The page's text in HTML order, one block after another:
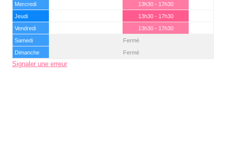
Mercredi
13h30 - 17h30
Jeudi
13h30 - 17h30
Vendredi
13h30 - 17h30
Samedi
Fermé
Dimanche
Fermé
Signaler une erreur